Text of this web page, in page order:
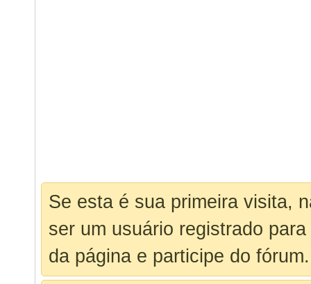
Se esta é sua primeira visita,
ser um usuário registrado
da página e participe do fórum.